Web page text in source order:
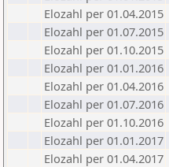
Elozahl per 01.04.2015
Elozahl per 01.07.2015
Elozahl per 01.10.2015
Elozahl per 01.01.2016
Elozahl per 01.04.2016
Elozahl per 01.07.2016
Elozahl per 01.10.2016
Elozahl per 01.01.2017
Elozahl per 01.04.2017